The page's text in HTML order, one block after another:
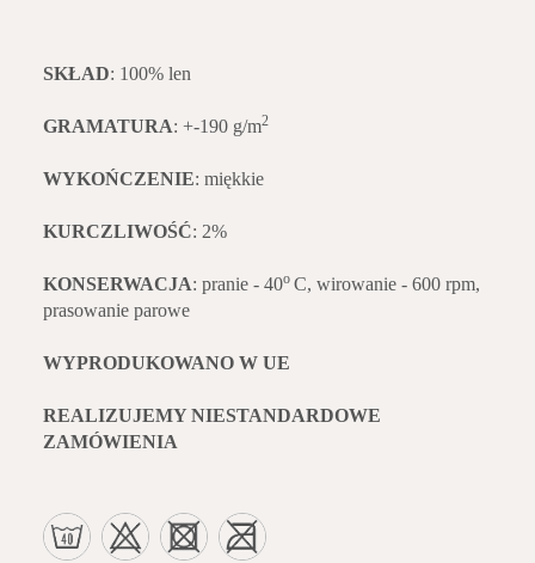
SKŁAD: 100% len
GRAMATURA: +-190 g/m2
WYKOŃCZENIE: miękkie
KURCZLIWOŚĆ: 2%
KONSERWACJA: pranie - 40o C, wirowanie - 600 rpm,
prasowanie parowe
WYPRODUKOWANO W UE
REALIZUJEMY NIESTANDARDOWE
ZAMÓWIENIA